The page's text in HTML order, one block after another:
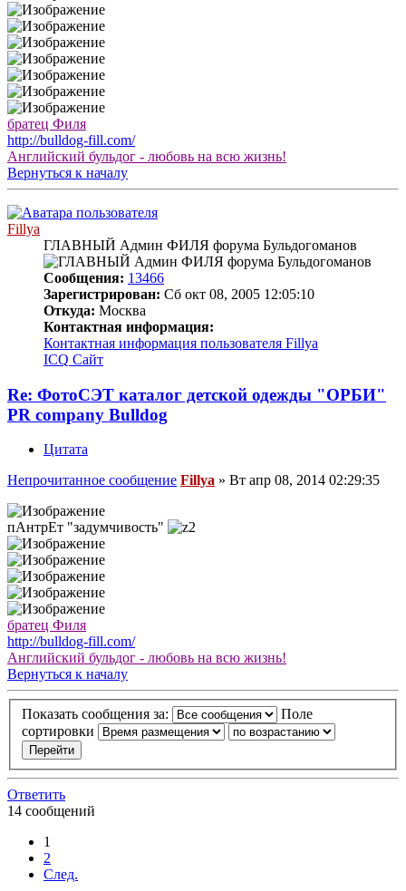
братец Филя
http://bulldog-fill.com/
Английский бульдог - любовь на всю жизнь!
Вернуться к началу
Fillya
ГЛАВНЫЙ Админ ФИЛЯ форума Бульдогоманов
Сообщения: 13466
Зарегистрирован: Сб окт 08, 2005 12:05:10
Откуда: Москва
Контактная информация:
Контактная информация пользователя Fillya
ICQ Сайт
Re: ФотоСЭТ каталог детской одежды "ОРБИ"
PR company Bulldog
Цитата
Непрочитанное сообщение Fillya » Вт апр 08, 2014 02:29:35
пАнтрЕт "задумчивость"
братец Филя
http://bulldog-fill.com/
Английский бульдог - любовь на всю жизнь!
Вернуться к началу
Показать сообщения за:
Поле
сортировки
Ответить
14 сообщений
1
2
След.